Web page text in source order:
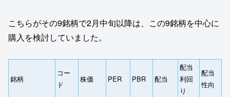
こちらがその9銘柄で2月中旬以降は、この9銘柄を中心に
購入を検討していました。
銘柄
コー
ド
株価 PER PBR 配当
配当
利回
り
配当
性向